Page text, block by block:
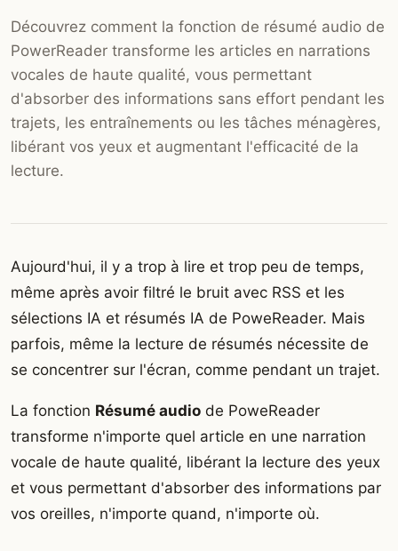
Découvrez comment la fonction de résumé audio de
PowerReader transforme les articles en narrations
vocales de haute qualité, vous permettant
d'absorber des informations sans effort pendant les
trajets, les entraînements ou les tâches ménagères,
libérant vos yeux et augmentant l'efficacité de la
lecture.
Aujourd'hui, il y a trop à lire et trop peu de temps,
même après avoir filtré le bruit avec RSS et les
sélections IA et résumés IA de PoweReader. Mais
parfois, même la lecture de résumés nécessite de
se concentrer sur l'écran, comme pendant un trajet.
La fonction Résumé audio de PoweReader
transforme n'importe quel article en une narration
vocale de haute qualité, libérant la lecture des yeux
et vous permettant d'absorber des informations par
vos oreilles, n'importe quand, n'importe où.